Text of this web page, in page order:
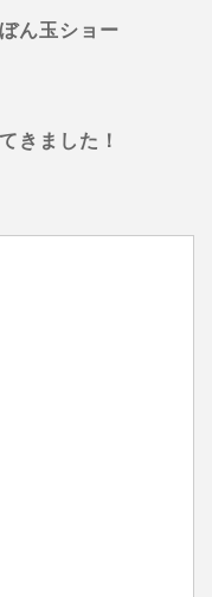
ん玉ショー
きました！